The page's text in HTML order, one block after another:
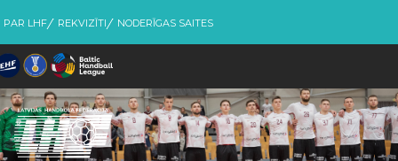
PAR LHF REKVIZĪTI NODERĪGAS SAITES